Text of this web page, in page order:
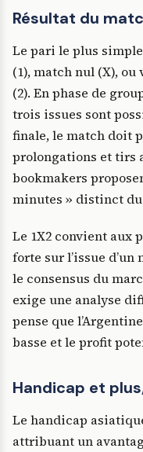
Résultat du
Le pari le plus
(1), match nul (X), ou
(2). En phase de
trois issues sont
finale, le match doit
prolongations et tirs
bookmakers
minutes » distinct
Le 1X2 convient aux
forte sur l’issue
le consensus du
exige une analyse
pense que
basse et le profit
Handicap et
Le handicap
attribuant un